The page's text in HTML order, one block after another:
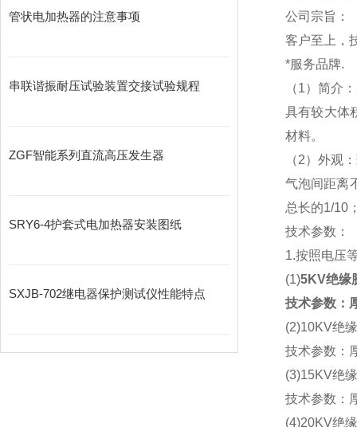
管状电加热器的注意事项
串联谐振耐压试验装置交接试验规程
ZGF智能系列直流高压发生器
SRY6-4护套式电加热器安装图纸
SXJB-702继电器保护测试仪性能特点
公司宗旨：
客户至上，
*服务品牌.
（1）简介
具有较大体
材料。
（2）外观
气泡间距离
总长的1/10
技术参数：
1.按照电压
(1)5KV绝缘
技术参数：
(2)10KV绝
技术参数：
(3)15KV绝
技术参数：
(4)20KV绝